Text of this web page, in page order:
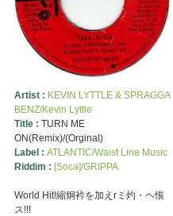
Artist : KEVIN LYTTLE & SPRAGGA
BENZ/Kevin Lyttle
Title : TURN ME
ON(Remix)/(Orginal)
Label : ATLANTIC/Waist Line Music
Riddim : [Soca]/GRIPPA
World Hit!縮炯衿を加えrミ灼・ヘ悵
ス!!!